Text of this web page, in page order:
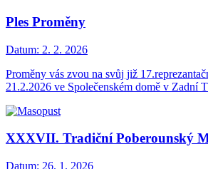
Ples Proměny
Datum: 2. 2. 2026
Proměny vás zvou na svůj již
21.2.2026 ve Společenském domě v Zadní
XXXVII. Tradiční Poberounský
Datum: 26. 1. 2026